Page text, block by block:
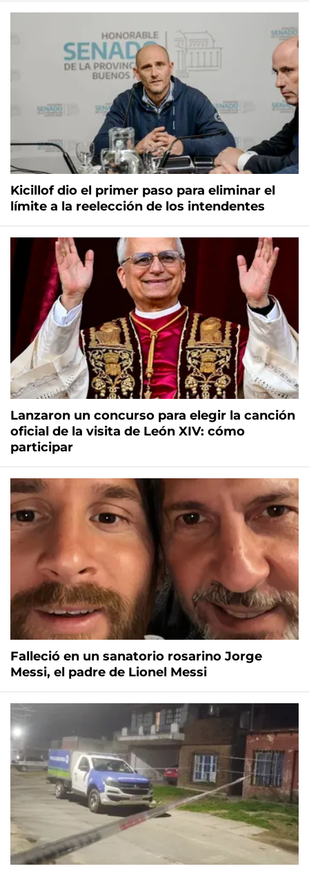
Kicillof dio el primer paso para eliminar el
límite a la reelección de los intendentes
Lanzaron un concurso para elegir la canción
oficial de la visita de León XIV: cómo
participar
Falleció en un sanatorio rosarino Jorge
Messi, el padre de Lionel Messi